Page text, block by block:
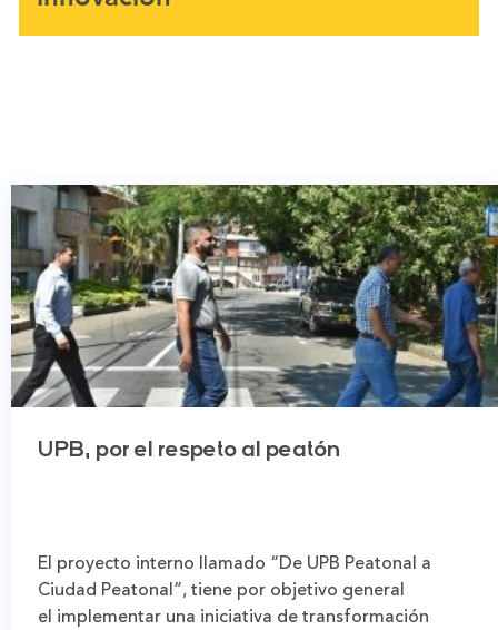
UPB, por el respeto al peatón
El proyecto interno llamado “De UPB Peatonal a
Ciudad Peatonal”, tiene por objetivo general
el implementar una iniciativa de transformación